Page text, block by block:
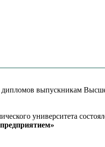
выпускникам
университета